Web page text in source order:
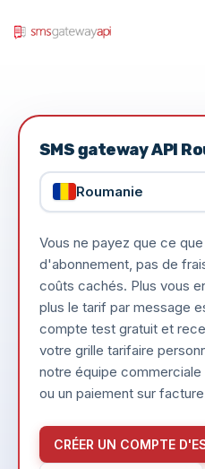
SMS gateway API
Roumanie
Vous ne payez que ce
d'abonnement, pas de
coûts cachés. Plus vous
plus le tarif par message
compte test gratuit et
votre grille tarifaire
notre équipe
ou un paiement sur
CRÉER UN COMPTE